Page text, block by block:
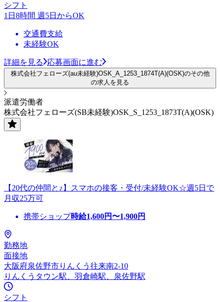
シフト
1日8時間 週5日からOK
交通費支給
未経験OK
詳細を見る 応募画面に進む
株式会社フェローズ(au未経験)OSK_A_1253_1874T(A)(OSK)のその他
の求人を見る
派遣労働者
株式会社フェローズ(SB未経験)OSK_S_1253_1873T(A)(OSK)
【20代の仲間と♪】スマホの接客・受付/未経験OK☆週5日で
月収25万可
携帯ショップ時給1,600円〜1,900円
勤務地
面接地
大阪府泉佐野市りんくう往来南2-10
りんくうタウン駅、羽倉崎駅、泉佐野駅
シフト